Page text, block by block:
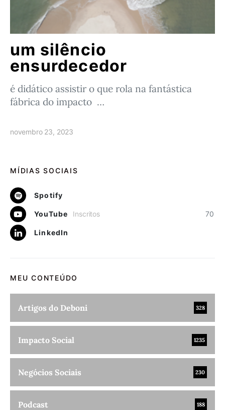
um silêncio
ensurdecedor
é didático assistir o que rola na fantástica
fábrica do impacto …
novembro 23, 2023
MÍDIAS SOCIAIS
Spotify
YouTube 70
Inscritos
LinkedIn
MEU CONTEÚDO
Artigos do Deboni 328
Impacto Social 1235
Negócios Sociais 230
Podcast 188